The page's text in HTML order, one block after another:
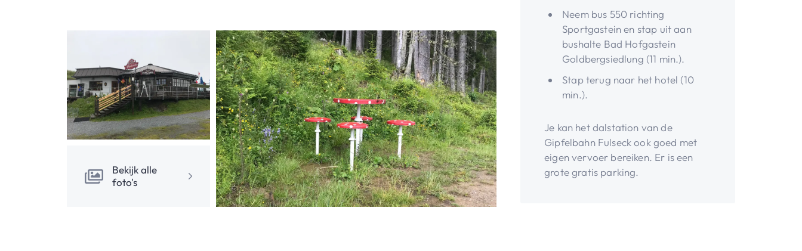
Bekijk alle
foto's
Neem bus 550 richting
Sportgastein en stap uit aan
bushalte Bad Hofgastein
Goldbergsiedlung (11 min.).
Stap terug naar het hotel (10
min.).
Je kan het dalstation van de
Gipfelbahn Fulseck ook goed met
eigen vervoer bereiken. Er is een
grote gratis parking.